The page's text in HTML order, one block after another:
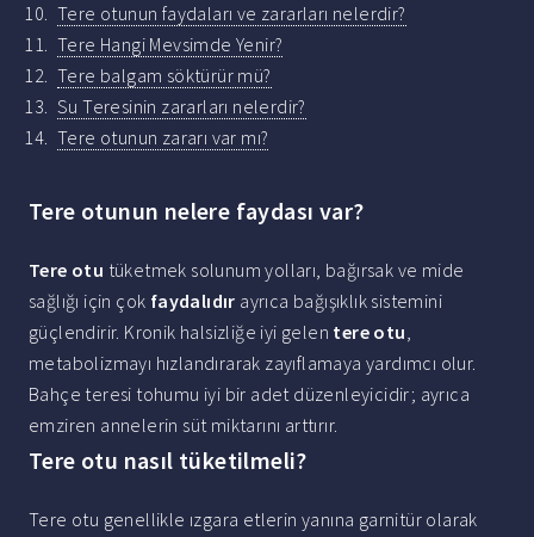
Tere otunun faydaları ve zararları nelerdir?
Tere Hangi Mevsimde Yenir?
Tere balgam söktürür mü?
Su Teresinin zararları nelerdir?
Tere otunun zararı var mı?
Tere otunun nelere faydası var?
Tere otu tüketmek solunum yolları, bağırsak ve mide
sağlığı için çok faydalıdır ayrıca bağışıklık sistemini
güçlendirir. Kronik halsizliğe iyi gelen tere otu,
metabolizmayı hızlandırarak zayıflamaya yardımcı olur.
Bahçe teresi tohumu iyi bir adet düzenleyicidir; ayrıca
emziren annelerin süt miktarını arttırır.
Tere otu nasıl tüketilmeli?
Tere otu genellikle ızgara etlerin yanına garnitür olarak